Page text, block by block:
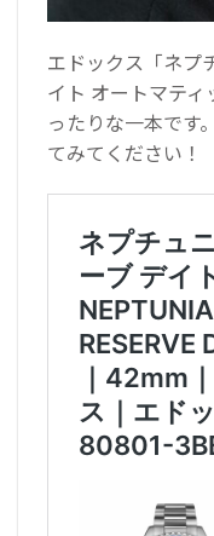
エドックス「ネプ
イト オートマテ
ったりな一本です
てみてください！